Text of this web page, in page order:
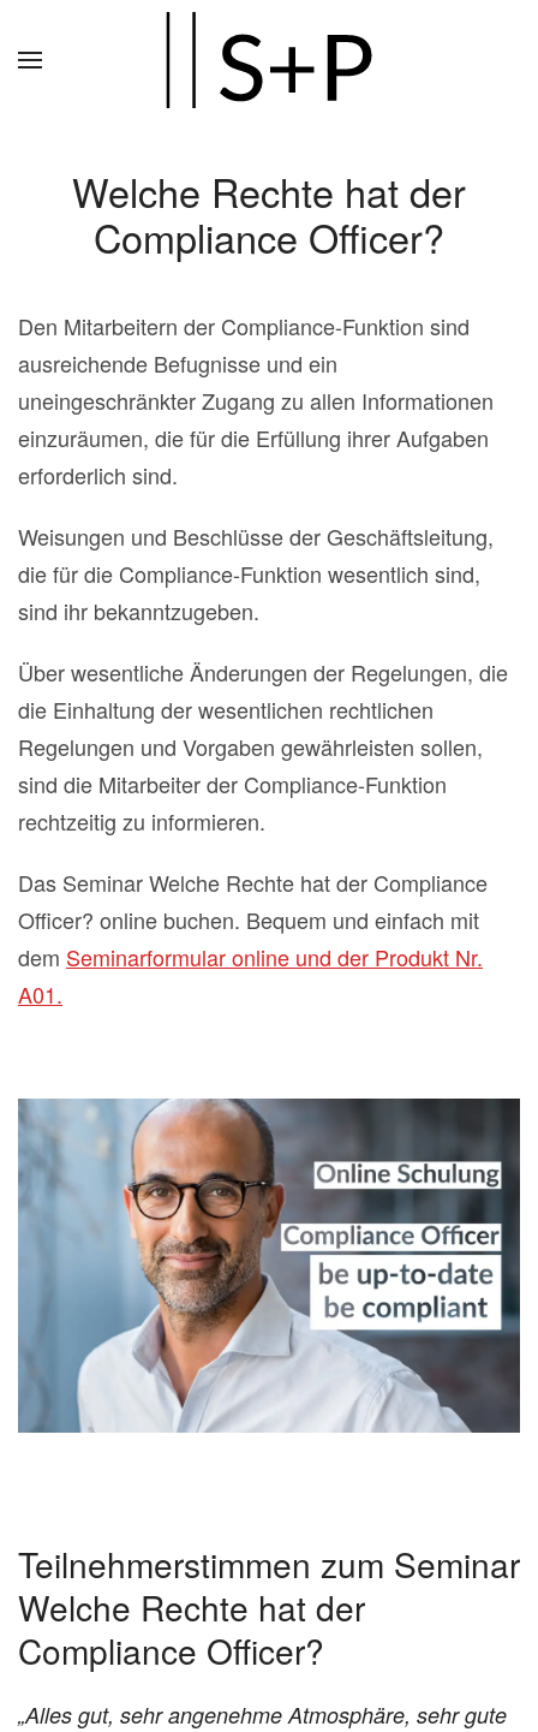
Welche Rechte hat der
Compliance Officer?
Den Mitarbeitern der Compliance-Funktion sind
ausreichende Befugnisse und ein
uneingeschränkter Zugang zu allen Informationen
einzuräumen, die für die Erfüllung ihrer Aufgaben
erforderlich sind.
Weisungen und Beschlüsse der Geschäftsleitung,
die für die Compliance-Funktion wesentlich sind,
sind ihr bekanntzugeben.
Über wesentliche Änderungen der Regelungen, die
die Einhaltung der wesentlichen rechtlichen
Regelungen und Vorgaben gewährleisten sollen,
sind die Mitarbeiter der Compliance-Funktion
rechtzeitig zu informieren.
Das Seminar Welche Rechte hat der Compliance
Officer? online buchen. Bequem und einfach mit
dem Seminarformular online und der Produkt Nr.
A01.
Teilnehmerstimmen zum Seminar
Welche Rechte hat der
Compliance Officer?
„Alles gut, sehr angenehme Atmosphäre, sehr gute